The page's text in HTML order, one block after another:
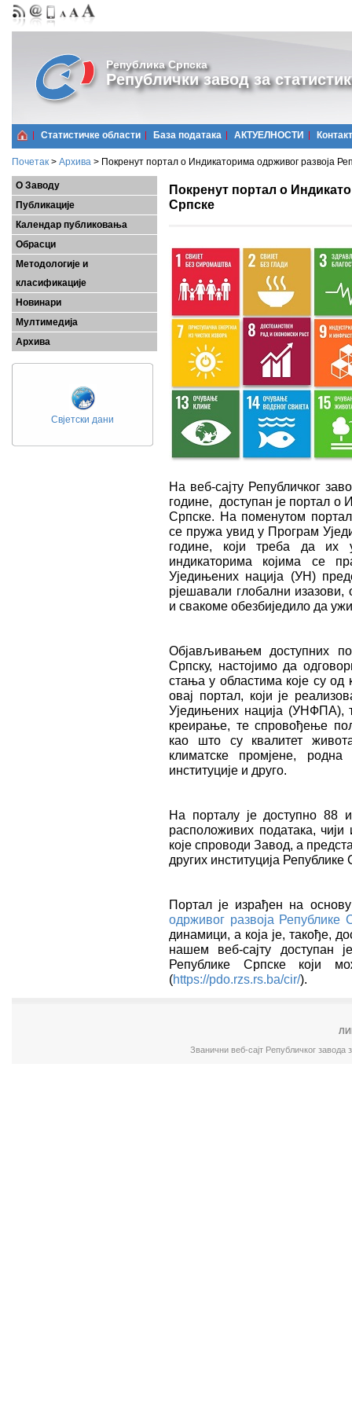
Република Српска
Републички завод за
Статистичке области Базa података АКТУЕЛНОСТИ Контакт
Почетак > Архива > Покренут портал о Индикаторима одрживог развоја
О Заводу
Публикације
Календар публиковања
Обрасци
Методологије и
класификације
Новинари
Мултимедија
Архива
Свјетски дани
Покренут портал о
Српске
На веб-сајту Републичког
године, доступан је портал о
Српске. На поменутом
се пружа увид у Програм
године, који треба да
индикаторима којима се
Уједињених нација (УН)
рјешавали глобални
и свакоме обезбиједило да
Објављивањем доступних
Српску, настојимо да
стања у областима које су
овај портал, који је
Уједињених нација (УНФПА),
креирање, те спровођење
као што су квалитет
климатске промјене,
институције и друго.
На порталу је доступно 88
расположивих података, чији
које спроводи Завод, а
других институција Републике
Портал је израђен на
одрживог развоја Републике
динамици, а која је, такође,
нашем веб-сајту доступан
Републике Српске који
(https://pdo.rzs.rs.ba/cir/).
Званични веб-сајт Републичког